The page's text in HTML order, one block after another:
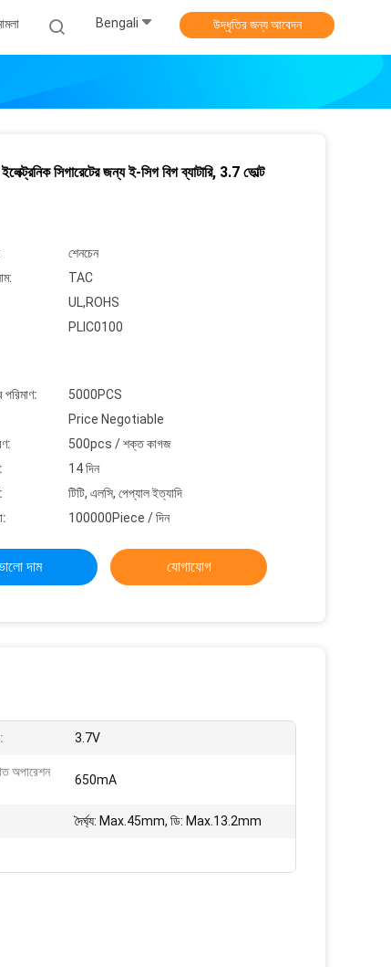
Bengali উদ্ধৃতির জন্য আবেদন
সিগারেটের জন্য ই-সিগ বিগ ব্যাটারি, 3.7 ভোল্ট
শেনচেন
TAC
UL,ROHS
PLIC0100
পরিমাণ:
5000PCS
Price Negotiable
500pcs / শক্ত কাগজ
14 দিন
টিটি, এলসি, পেপ্যাল ​​ইত্যাদি
100000Piece / দিন
দাম যোগাযোগ
3.7V
অপারেশন
650mA
দৈর্ঘ্য: Max.45mm, ডি: Max.13.2mm